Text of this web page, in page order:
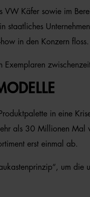
VW Käfer sowie im
staatliches
in den Konzern
in eine
als 30 Millionen
erst einmal ab.
um